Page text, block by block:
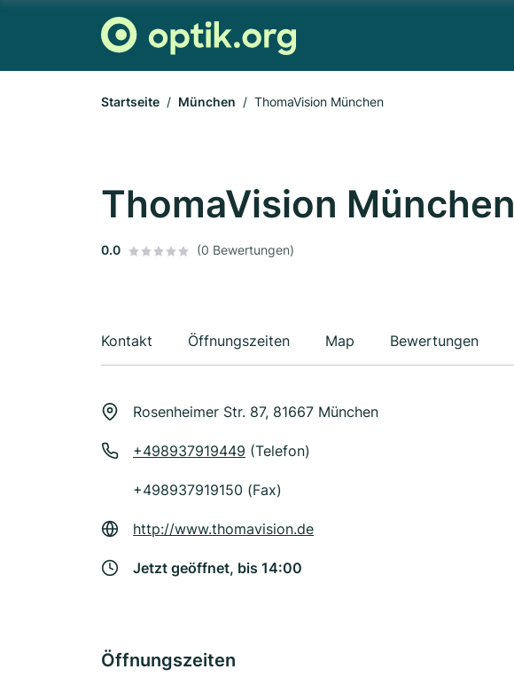
Startseite München ThomaVision München
ThomaVision München
0.0 (0 Bewertungen)
Kontakt Öffnungszeiten Map Bewertungen
Rosenheimer Str. 87, 81667 München
+498937919449 (Telefon)
+498937919150 (Fax)
http://www.thomavision.de
Jetzt geöffnet, bis 14:00
Öffnungszeiten